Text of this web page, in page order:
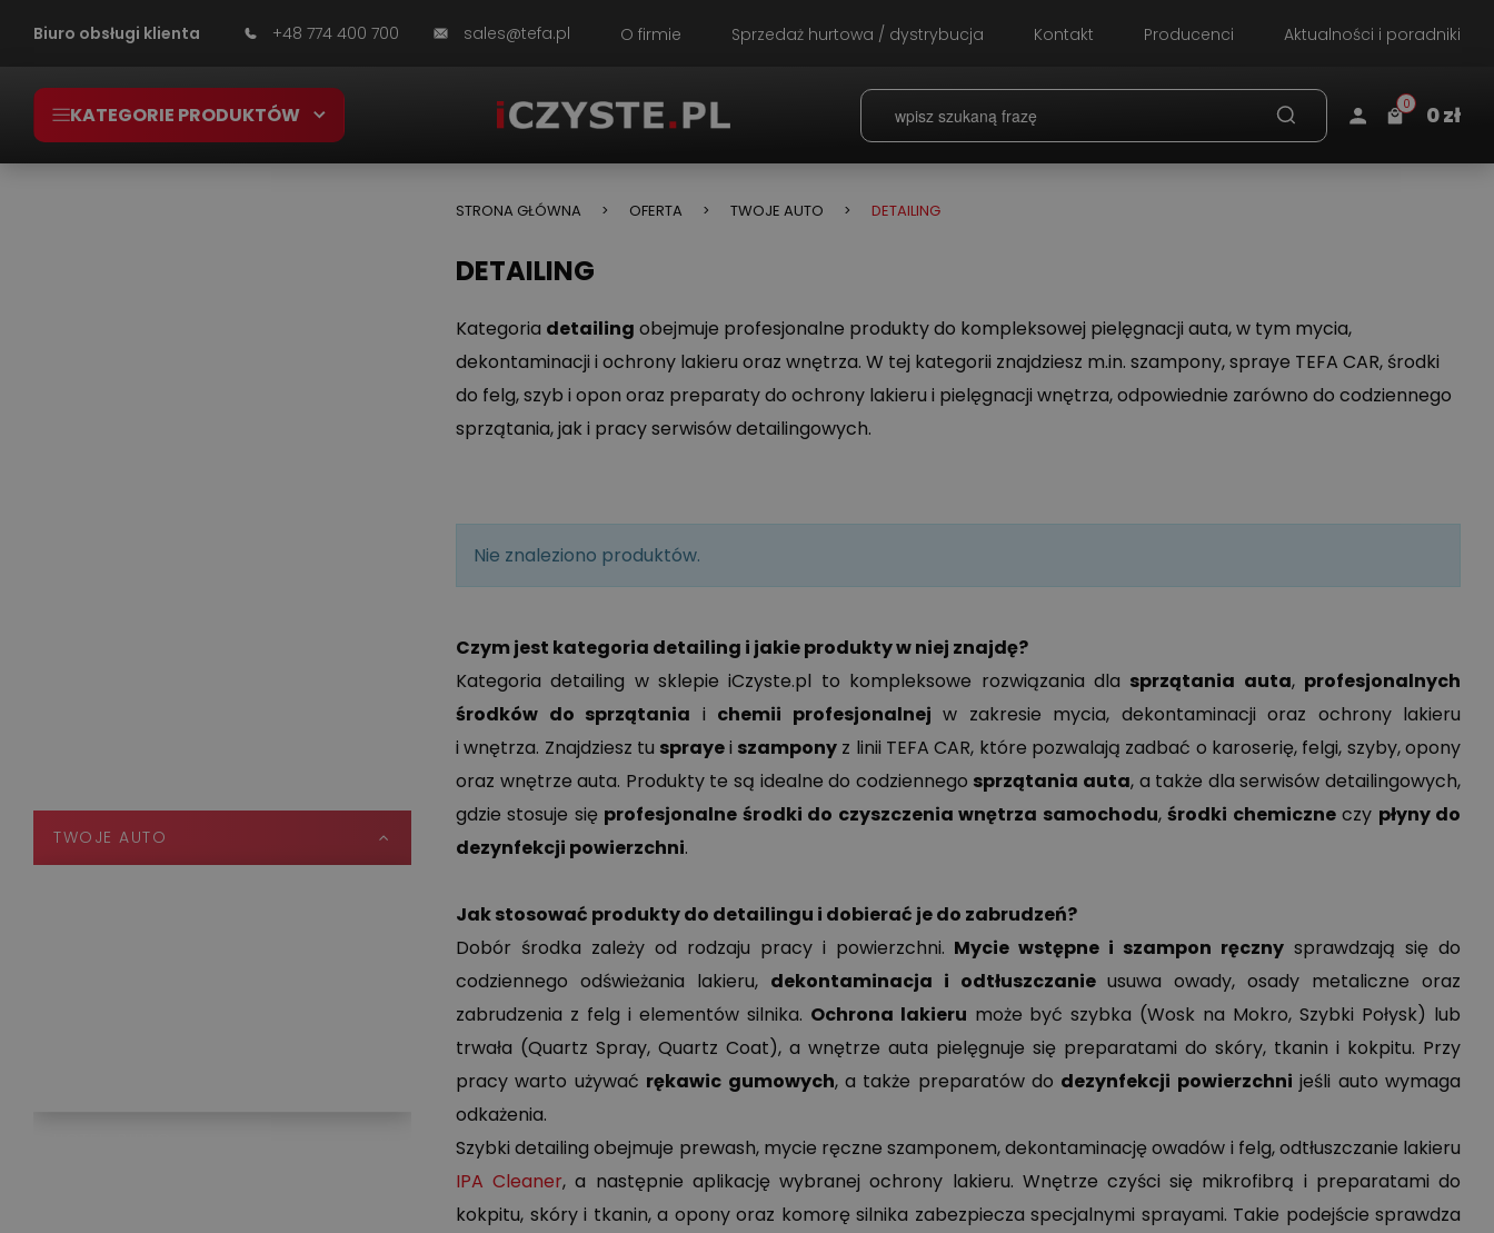
Biuro obsługi klienta +48 774 400 700 sales@tefa.pl O firmie Sprzedaż hurtowa / dystrybucja Kontakt Producenci Aktualności i poradniki
KATEGORIE PRODUKTÓW
Hasło*
0 0zł
TWOJE AUTO
STRONA GŁÓWNA OFERTA TWOJE AUTO DETAILING
DETAILING
Kategoria detailing obejmuje profesjonalne produkty do kompleksowej pielęgnacji auta, w tym mycia,
dekontaminacji i ochrony lakieru oraz wnętrza. W tej kategorii znajdziesz m.in. szampony, spraye TEFA CAR, środki
do felg, szyb i opon oraz preparaty do ochrony lakieru i pielęgnacji wnętrza, odpowiednie zarówno do codziennego
sprzątania, jak i pracy serwisów detailingowych.
Nie znaleziono produktów.
Czym jest kategoria detailing i jakie produkty w niej znajdę?
Kategoria detailing w sklepie iCzyste.pl to kompleksowe rozwiązania dla sprzątania auta, profesjonalnych
środków do sprzątania i chemii profesjonalnej w zakresie mycia, dekontaminacji oraz ochrony lakieru
i wnętrza. Znajdziesz tu sprayei szampony z linii TEFA CAR, które pozwalają zadbać o karoserię, felgi, szyby, opony
oraz wnętrze auta. Produkty te są idealne do codziennego sprzątania auta, a także dla serwisów detailingowych,
gdzie stosuje się profesjonalne środki do czyszczenia wnętrza samochodu,środki chemiczneczy płyny do
dezynfekcji powierzchni.
Jak stosować produkty do detailingu i dobierać je do zabrudzeń?
Dobór środka zależy od rodzaju pracy i powierzchni. Mycie wstępne i szampon ręczny sprawdzają się do
codziennego odświeżania lakieru, dekontaminacja i odtłuszczanieusuwa owady, osady metaliczne oraz
zabrudzenia z felg i elementów silnika. Ochrona lakieru może być szybka (Wosk na Mokro, Szybki Połysk) lub
trwała (Quartz Spray, Quartz Coat), a wnętrze auta pielęgnuje się preparatami do skóry, tkanin i kokpitu. Przy
pracy warto używać rękawic gumowych, a także preparatów do dezynfekcji powierzchni jeśli auto wymaga
odkażenia.
Szybki detailing obejmuje prewash, mycie ręczne szamponem, dekontaminację owadów i felg, odtłuszczanie lakieru
IPA Cleaner, a następnie aplikację wybranej ochrony lakieru. Wnętrze czyści się mikrofibrą i preparatami do
kokpitu, skóry i tkanin, a opony oraz komorę silnika zabezpiecza specjalnymi sprayami. Takie podejście sprawdza